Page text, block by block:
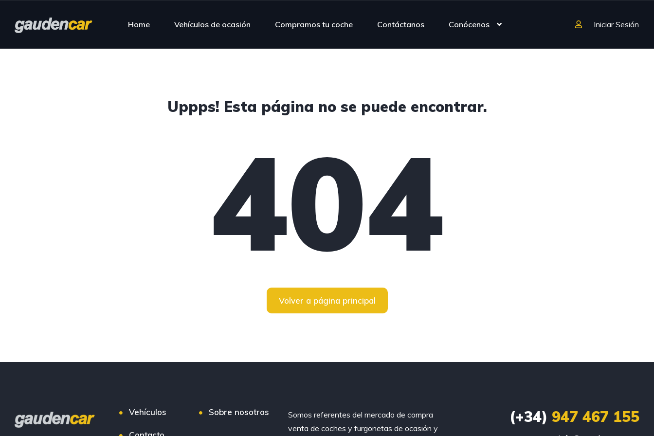
Home Vehículos de ocasión Compramos tu coche Contáctanos Conócenos Iniciar Sesión
Uppps! Esta página no se puede encontrar.
404
Volver a página principal
Vehículos Sobre nosotros
Somos referentes del mercado de compra
venta de coches y furgonetas de ocasión y
(+34) 947 467 155